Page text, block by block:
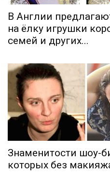
В Англии
на ёлку игрушки
семей и других...
Знаменитости шоу-
которых без